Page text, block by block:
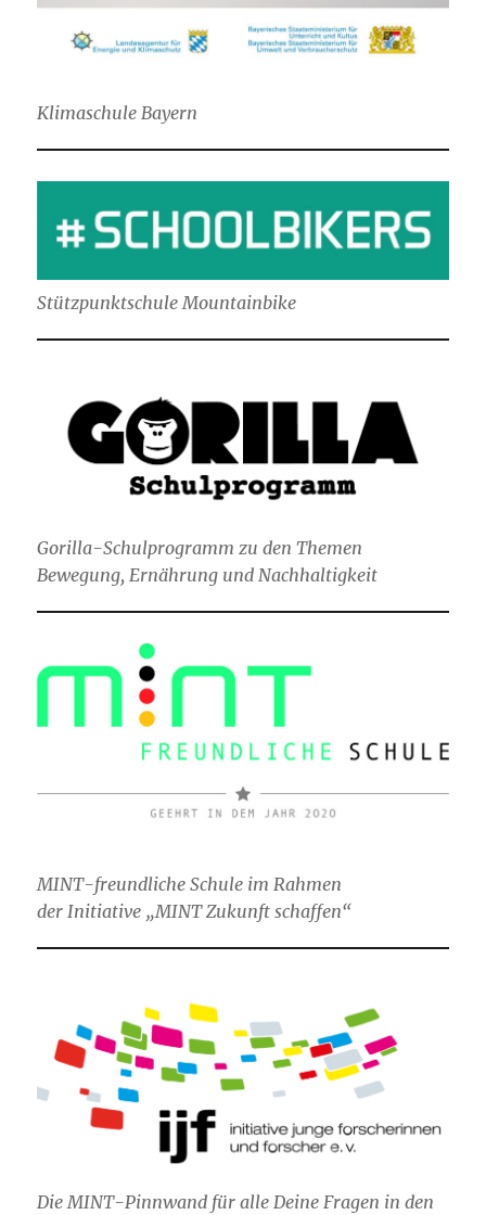
Klimaschule Bayern
Stützpunktschule Mountainbike
Gorilla-Schulprogramm zu den Themen
Bewegung, Ernährung und Nachhaltigkeit
MINT-freundliche Schule im Rahmen
der Initiative „MINT Zukunft schaffen“
Die MINT-Pinnwand für alle Deine Fragen in den